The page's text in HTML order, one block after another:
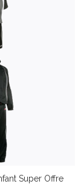
Super Offre